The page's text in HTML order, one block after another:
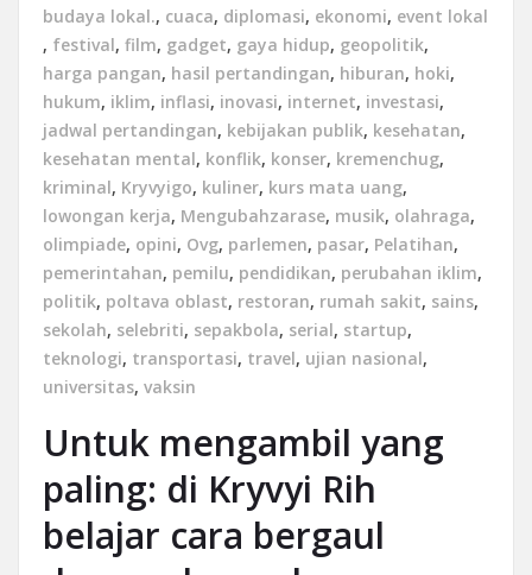
budaya lokal., cuaca, diplomasi, ekonomi, event lokal
, festival, film, gadget, gaya hidup, geopolitik,
harga pangan, hasil pertandingan, hiburan, hoki,
hukum, iklim, inflasi, inovasi, internet, investasi,
jadwal pertandingan, kebijakan publik, kesehatan,
kesehatan mental, konflik, konser, kremenchug,
kriminal, Kryvyigo, kuliner, kurs mata uang,
lowongan kerja, Mengubahzarase, musik, olahraga,
olimpiade, opini, Ovg, parlemen, pasar, Pelatihan,
pemerintahan, pemilu, pendidikan, perubahan iklim,
politik, poltava oblast, restoran, rumah sakit, sains,
sekolah, selebriti, sepakbola, serial, startup,
teknologi, transportasi, travel, ujian nasional,
universitas, vaksin
Untuk mengambil yang
paling: di Kryvyi Rih
belajar cara bergaul